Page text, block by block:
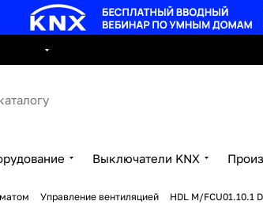
Выключатели KNX
Управление вентиляцией HDL M/FCU01.10.1